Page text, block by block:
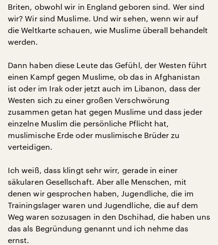
Briten, obwohl wir in England geboren sind. Wer sind
wir? Wir sind Muslime. Und wir sehen, wenn wir auf
die Weltkarte schauen, wie Muslime überall behandelt
werden.
Dann haben diese Leute das Gefühl, der Westen führt
einen Kampf gegen Muslime, ob das in Afghanistan
ist oder im Irak oder jetzt auch im Libanon, dass der
Westen sich zu einer großen Verschwörung
zusammen getan hat gegen Muslime und dass jeder
einzelne Muslim die persönliche Pflicht hat,
muslimische Erde oder muslimische Brüder zu
verteidigen.
Ich weiß, dass klingt sehr wirr, gerade in einer
säkularen Gesellschaft. Aber alle Menschen, mit
denen wir gesprochen haben, Jugendliche, die im
Trainingslager waren und Jugendliche, die auf dem
Weg waren sozusagen in den Dschihad, die haben uns
das als Begründung genannt und ich nehme das
ernst.